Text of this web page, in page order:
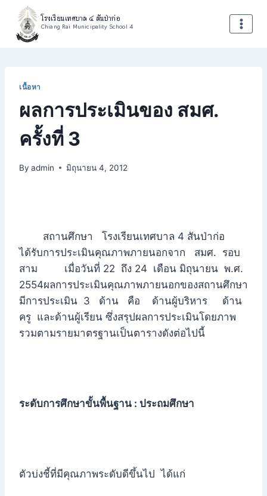
content
โรงเรียนเทศบาล ๔ สันป่าก่อ
Chiang Rai Municipality School 4
เนื้อหา
ผลการประเมินของ สมศ.
ครั้งที่ 3
By admin มิถุนายน 4, 2012
สถานศึกษา โรงเรียนเทศบาล 4 สันป่าก่อ
ได้รับการประเมินคุณภาพภายนอกจาก สมศ. รอบ
สาม เมื่อวันที่ 22 ถึง 24 เดือน มิถุนายน พ.ศ.
2554ผลการประเมินคุณภาพภายนอกของสถานศึกษา
มีการประเมิน 3 ด้าน คือ ด้านผู้บริหาร ด้าน
ครู และด้านผู้เรียน ซึ่งสรุปผลการประเมินโดยภาพ
รวมตามรายมาตรฐานเป็นตารางดังต่อไปนี้
ระดับการศึกษาขั้นพื้นฐาน : ประถมศึกษา
ตัวบ่งชี้ที่มีคุณภาพระดับดีขึ้นไป ได้แก่